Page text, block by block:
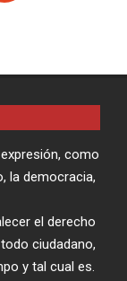
como
la democracia,
el derecho
ciudadano,
y tal cual es.